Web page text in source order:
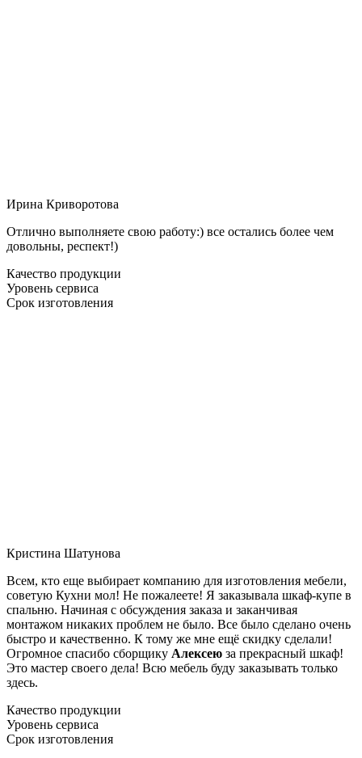
Ирина Криворотова
Отлично выполняете свою работу:) все остались более чем
довольны, респект!)
Качество продукции
Уровень сервиса
Срок изготовления
Кристина Шатунова
Всем, кто еще выбирает компанию для изготовления мебели,
советую Кухни мол! Не пожалеете! Я заказывала шкаф-купе в
спальню. Начиная с обсуждения заказа и заканчивая
монтажом никаких проблем не было. Все было сделано очень
быстро и качественно. К тому же мне ещё скидку сделали!
Огромное спасибо сборщику Алексею за прекрасный шкаф!
Это мастер своего дела! Всю мебель буду заказывать только
здесь.
Качество продукции
Уровень сервиса
Срок изготовления